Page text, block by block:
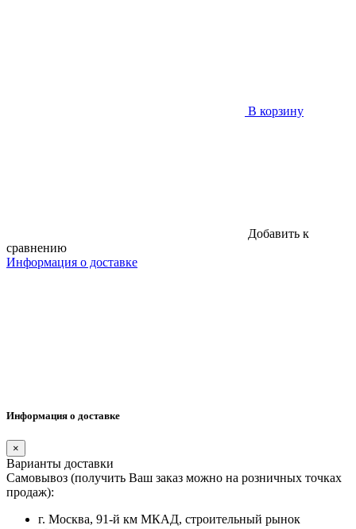
В корзину
Добавить к
сравнению
Информация о доставке
Информация о доставке
×
Варианты доставки
Самовывоз (получить Ваш заказ можно на розничных точках
продаж):
г. Москва, 91-й км МКАД, строительный рынок